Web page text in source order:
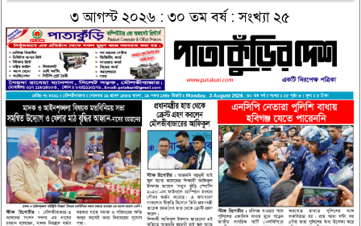
৩ আগস্ট ২০২৬ : ৩০ তম বর্ষ : সংখ্যা ২৫